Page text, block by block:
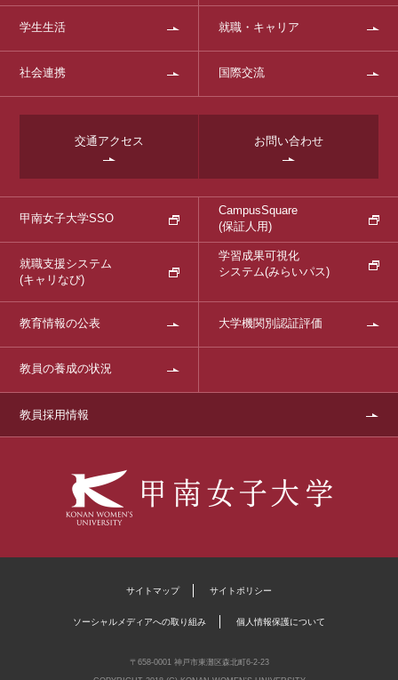
学生生活 就職・キャリア
社会連携 国際交流
交通アクセス お問い合わせ
甲南女子大学SSO
CampusSquare
(保証人用)
就職支援システム
(キャリなび)
学習成果可視化
システム(みらいパス)
教育情報の公表 大学機関別認証評価
教員の養成の状況
教員採用情報
サイトマップ サイトポリシー
ソーシャルメディアへの取り組み 個人情報保護について
〒658-0001 神戸市東灘区森北町6-2-23